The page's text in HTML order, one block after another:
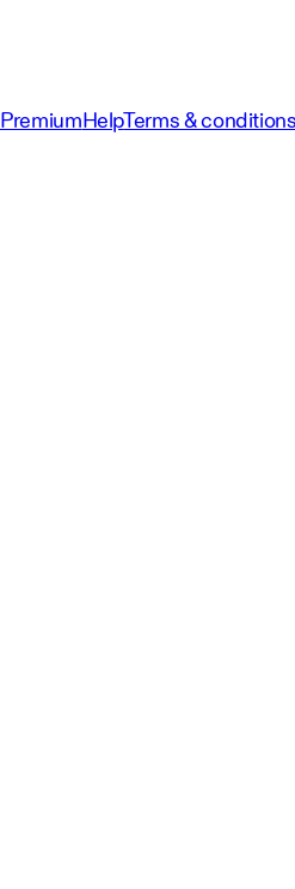
HelpTerms &